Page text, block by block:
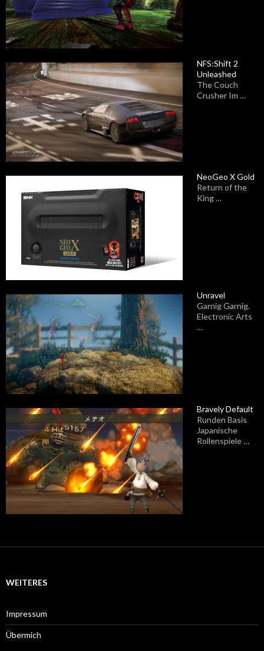
NFS:Shift 2
Unleashed
The Couch
Crusher Im …
NeoGeo X Gold
Return of the
King …
Unravel
Garnig Garnig.
Electronic Arts
…
Bravely Default
Runden Basis
Japanische
Rollenspiele …
WEITERES
Impressum
Übermich